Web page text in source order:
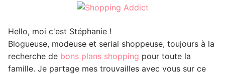
Hello, moi c'est Stéphanie !
Blogueuse, modeuse et serial shoppeuse, toujours à la
recherche de bons plans shopping pour toute la
famille. Je partage mes trouvailles avec vous sur ce